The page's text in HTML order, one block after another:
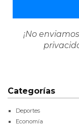
¡No
Categorías
Deportes
Economía